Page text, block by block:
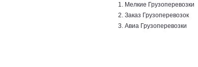
Мелкие Грузоперевозки
Заказ Грузоперевозок
Авиа Грузоперевозки